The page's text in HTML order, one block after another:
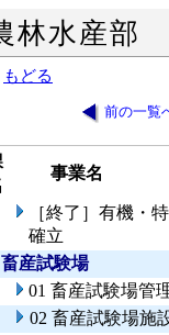
林水産部
もどる
前の一覧
事業名
［終了］有機・
確立
畜産試験場
01 畜産試験場管
02 畜産試験場施